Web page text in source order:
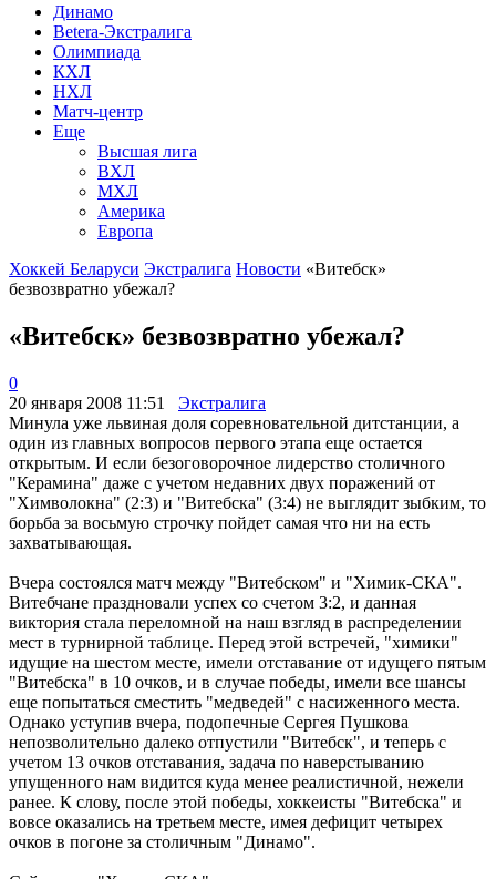
Динамо
Betera-Экстралига
Олимпиада
КХЛ
НХЛ
Матч-центр
Еще
Высшая лига
ВХЛ
МХЛ
Америка
Европа
Хоккей Беларуси Экстралига Новости «Витебск»
безвозвратно убежал?
«Витебск» безвозвратно убежал?
0
20 января 2008 11:51
Экстралига
Минула уже львиная доля соревновательной дитстанции, а
один из главных вопросов первого этапа еще остается
открытым. И если безоговорочное лидерство столичного
"Керамина" даже с учетом недавних двух поражений от
"Химволокна" (2:3) и "Витебска" (3:4) не выглядит зыбким, то
борьба за восьмую строчку пойдет самая что ни на есть
захватывающая.
Вчера состоялся матч между "Витебском" и "Химик-СКА".
Витебчане праздновали успех со счетом 3:2, и данная
виктория стала переломной на наш взгляд в распределении
мест в турнирной таблице. Перед этой встречей, "химики"
идущие на шестом месте, имели отставание от идущего пятым
"Витебска" в 10 очков, и в случае победы, имели все шансы
еще попытаться сместить "медведей" с насиженного места.
Однако уступив вчера, подопечные Сергея Пушкова
непозволительно далеко отпустили "Витебск", и теперь с
учетом 13 очков отставания, задача по наверстыванию
упущенного нам видится куда менее реалистичной, нежели
ранее. К слову, после этой победы, хоккеисты "Витебска" и
вовсе оказались на третьем месте, имея дефицит четырех
очков в погоне за столичным "Динамо".